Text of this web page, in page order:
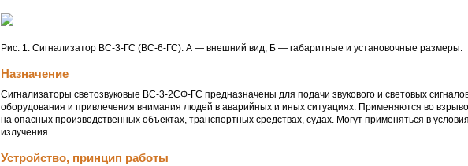
Рис. 1. Сигнализатор ВС-3-ГС (ВС-6-ГС): А — внешний вид, Б — габаритные и установочные размеры.
Назначение
Сигнализаторы светозвуковые ВС-3-2СФ-ГС предназначены для подачи звукового и световых
оборудования и привлечения внимания людей в аварийных и иных ситуациях. Применяются во
на опасных производственных объектах, транспортных средствах, судах. Могут применяться в
излучения.
Устройство, принцип работы